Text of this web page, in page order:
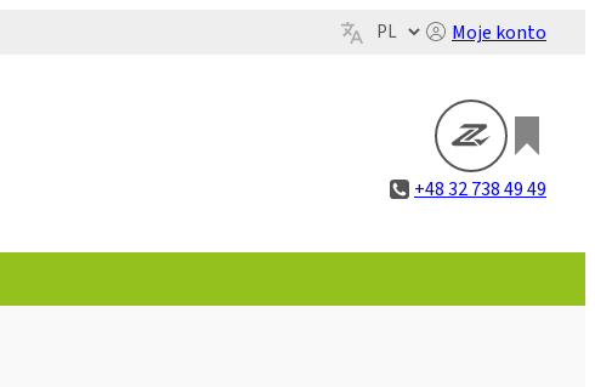
Moje konto
+48 32 738 49 49